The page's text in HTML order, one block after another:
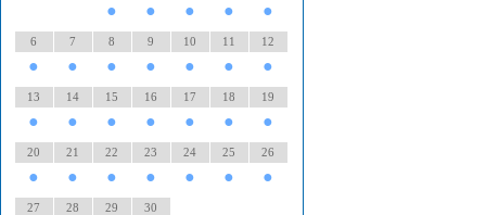
● ● ● ● ●
6
●
7
●
8
●
9
●
10
●
11
●
12
●
13
●
14
●
15
●
16
●
17
●
18
●
19
●
20
●
21
●
22
●
23
●
24
●
25
●
26
●
27 28 29 30